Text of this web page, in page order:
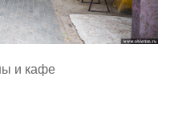
и кафе